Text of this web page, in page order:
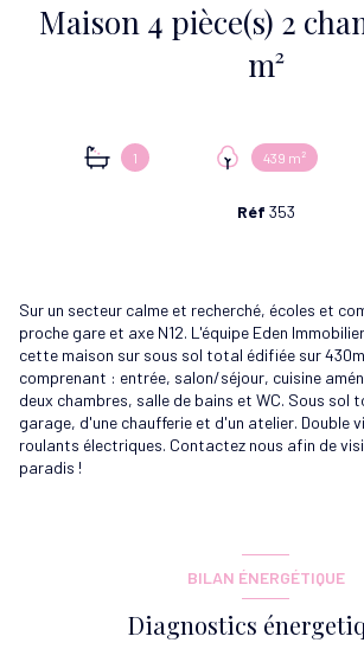
Maison 4 pièce(s) 2 chambre(s) 63
m²
1 439 m²
Réf 353
Sur un secteur calme et recherché, écoles et
proche gare et axe N12. L'équipe Eden
cette maison sur sous sol total édifiée sur
comprenant : entrée, salon/séjour, cuisine
deux chambres, salle de bains et WC. Sous sol
garage, d'une chaufferie et d'un atelier. Double
roulants électriques. Contactez nous afin de
paradis !
BILAN ÉNERGÉTIQUE
Diagnostics